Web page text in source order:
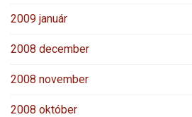
2009 január
2008 december
2008 november
2008 október